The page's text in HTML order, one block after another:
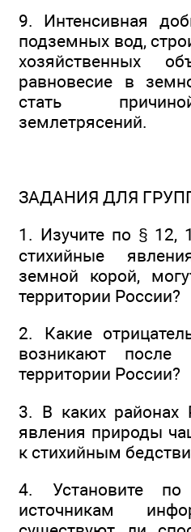
9. Интенсивная
подземных вод,
хозяйственных
равновесие в
стать
землетрясений.
ЗАДАНИЯ ДЛЯ
1. Изучите по § 12,
стихийные
земной корой,
территории России?
2. Какие
возникают
территории России?
3. В каких районах
явления природы
к стихийным
4. Установите по
источникам